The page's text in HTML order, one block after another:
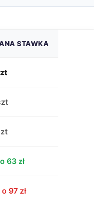
STAWKA
63 zł
97 zł